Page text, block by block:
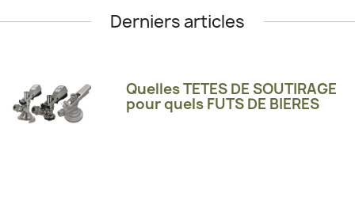
Derniers articles
Quelles TETES DE SOUTIRAGE
pour quels FUTS DE BIERES